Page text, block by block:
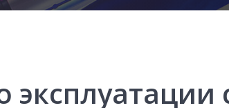
эксплуатации